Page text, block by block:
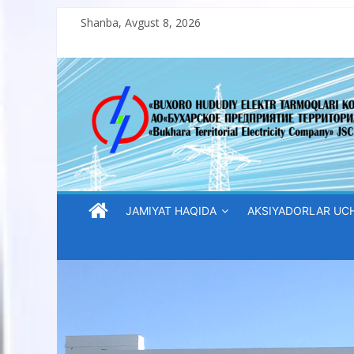
content
Shanba, Avgust 8, 2026
“Buxoro
hududiy
elektr
tarmoqlari
korxonasi”
“Buxoro
JAMIYAT HAQIDA AKSIYADORLAR